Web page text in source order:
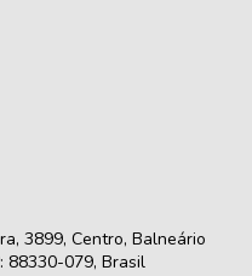
3899, Centro, Balneário
88330-079, Brasil